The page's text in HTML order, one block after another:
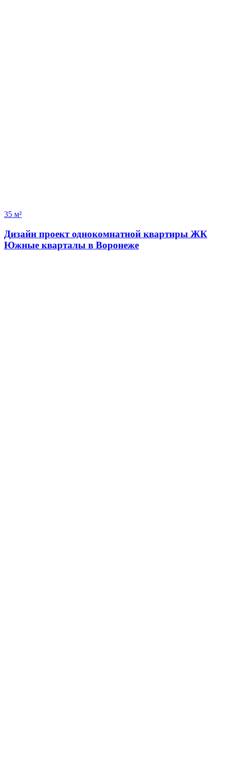
35 м²
Дизайн проект однокомнатной квартиры ЖК
Южные кварталы в Воронеже